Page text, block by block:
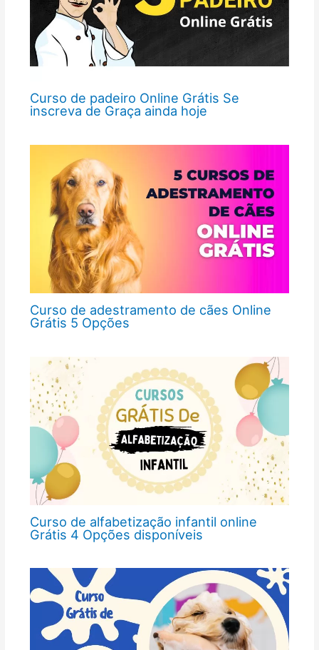
Curso de padeiro Online Grátis Se
inscreva de Graça ainda hoje
Curso de adestramento de cães Online
Grátis 5 Opções
Curso de alfabetização infantil online
Grátis 4 Opções disponíveis